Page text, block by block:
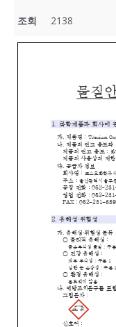
조회 2138